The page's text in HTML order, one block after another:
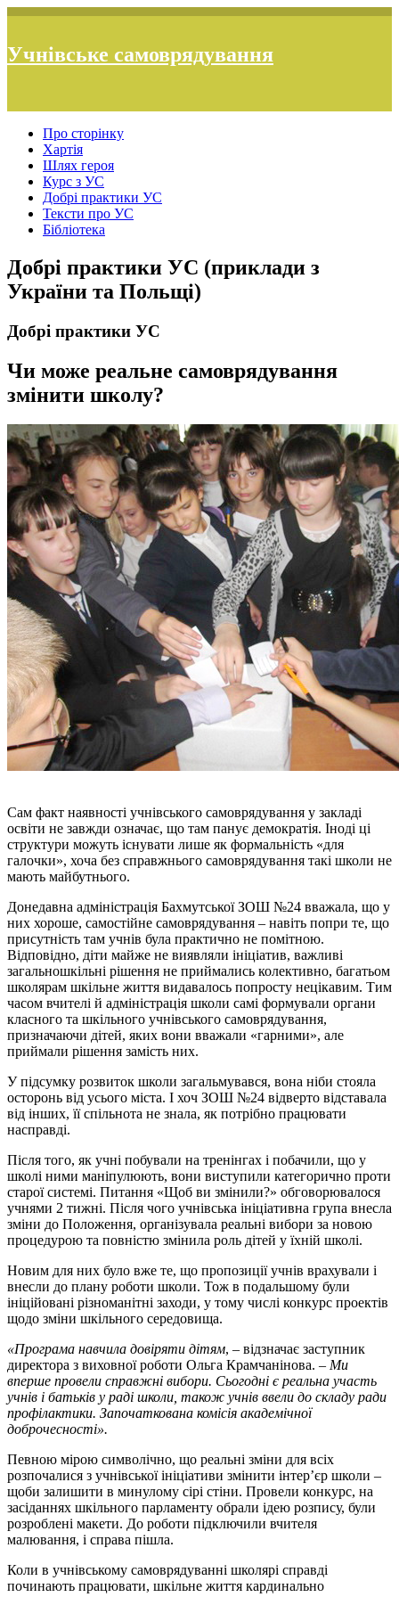
Учнівське самоврядування
Про сторінку
Хартія
Шлях героя
Курс з УС
Добрі практики УС
Тексти про УС
Бібліотека
Добрі практики УС (приклади з
України та Польщі)
Добрі практики УС
Чи може реальне самоврядування
змінити школу?
Сам факт наявності учнівського самоврядування у закладі
освіти не завжди означає, що там панує демократія. Іноді ці
структури можуть існувати лише як формальність «для
галочки», хоча без справжнього самоврядування такі школи не
мають майбутнього.
Донедавна адміністрація Бахмутської ЗОШ №24 вважала, що у
них хороше, самостійне самоврядування – навіть попри те, що
присутність там учнів була практично не помітною.
Відповідно, діти майже не виявляли ініціатив, важливі
загальношкільні рішення не приймались колективно, багатьом
школярам шкільне життя видавалось попросту нецікавим. Тим
часом вчителі й адміністрація школи самі формували органи
класного та шкільного учнівського самоврядування,
призначаючи дітей, яких вони вважали «гарними», але
приймали рішення замість них.
У підсумку розвиток школи загальмувався, вона ніби стояла
осторонь від усього міста. І хоч ЗОШ №24 відверто відставала
від інших, її спільнота не знала, як потрібно працювати
насправді.
Після того, як учні побували на тренінгах і побачили, що у
школі ними маніпулюють, вони виступили категорично проти
старої системі. Питання «Щоб ви змінили?» обговорювалося
учнями 2 тижні. Після чого учнівська ініціативна група внесла
зміни до Положення, організувала реальні вибори за новою
процедурою та повністю змінила роль дітей у їхній школі.
Новим для них було вже те, що пропозиції учнів врахували і
внесли до плану роботи школи. Тож в подальшому були
ініційовані різноманітні заходи, у тому числі конкурс проектів
щодо зміни шкільного середовища.
«Програма навчила довіряти дітям, – відзначає заступник
директора з виховної роботи Ольга Крамчанінова. – Ми
вперше провели справжні вибори. Сьогодні є реальна участь
учнів і батьків у раді школи, також учнів ввели до складу ради
профілактики. Започаткована комісія академічної
доброчесності».
Певною мірою символічно, що реальні зміни для всіх
розпочалися з учнівської ініціативи змінити інтер’єр школи –
щоби залишити в минулому сірі стіни. Провели конкурс, на
засіданнях шкільного парламенту обрали ідею розпису, були
розроблені макети. До роботи підключили вчителя
малювання, і справа пішла.
Коли в учнівському самоврядуванні школярі справді
починають працювати, шкільне життя кардинально